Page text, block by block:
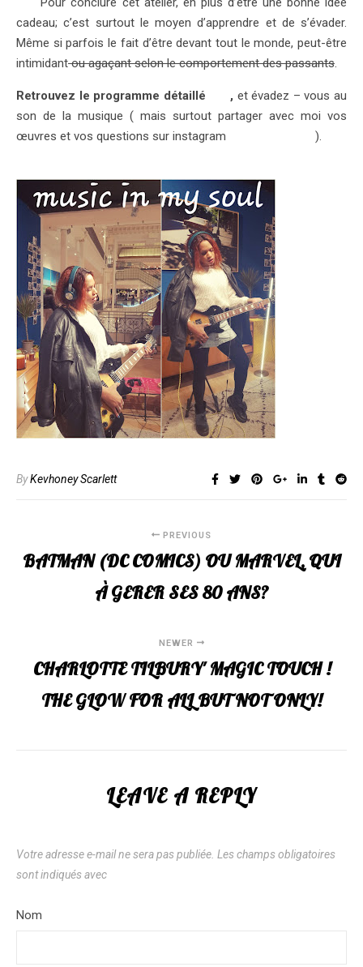
cadeau; c’est surtout le moyen d’apprendre et de s’évader.
Même si parfois le fait d’être devant tout le monde, peut-être
intimidantou agaçant selon le comportement des passants.
Retrouvez le programme détaillé , et évadez – vous au
son de la musique ( mais surtout partager avec moi vos
œuvres et vos questions sur instagram
).
ByKevhoney Scarlett
PREVIOUS
BATMAN (DC COMICS) OU MARVEL, QUI
À GERER SES 80 ANS?
NEWER
CHARLOTTE TILBURY' MAGIC TOUCH !
THE GLOW FOR ALL BUT NOT ONLY!
LEAVE A REPLY
Votre adresse e-mail ne sera pas publiée. Les champs obligatoires
sont indiqués avec
Nom